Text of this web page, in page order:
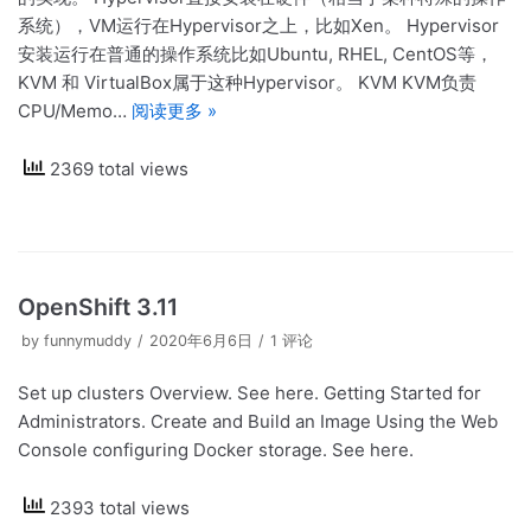
系统），VM运行在Hypervisor之上，比如Xen。 Hypervisor
安装运行在普通的操作系统比如Ubuntu, RHEL, CentOS等，
KVM 和 VirtualBox属于这种Hypervisor。 KVM KVM负责
CPU/Memo… 阅读更多 »
2369 total views
OpenShift 3.11
by funnymuddy 2020年6月6日 1 评论
Set up clusters Overview. See here. Getting Started for
Administrators. Create and Build an Image Using the Web
Console configuring Docker storage. See here.
2393 total views